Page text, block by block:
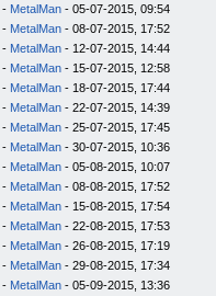
- MetalMan - 05-07-2015, 09:54
- MetalMan - 08-07-2015, 17:52
- MetalMan - 12-07-2015, 14:44
- MetalMan - 15-07-2015, 12:58
- MetalMan - 18-07-2015, 17:44
- MetalMan - 22-07-2015, 14:39
- MetalMan - 25-07-2015, 17:45
- MetalMan - 30-07-2015, 10:36
- MetalMan - 05-08-2015, 10:07
- MetalMan - 08-08-2015, 17:52
- MetalMan - 15-08-2015, 17:54
- MetalMan - 22-08-2015, 17:53
- MetalMan - 26-08-2015, 17:19
- MetalMan - 29-08-2015, 17:34
- MetalMan - 05-09-2015, 13:36